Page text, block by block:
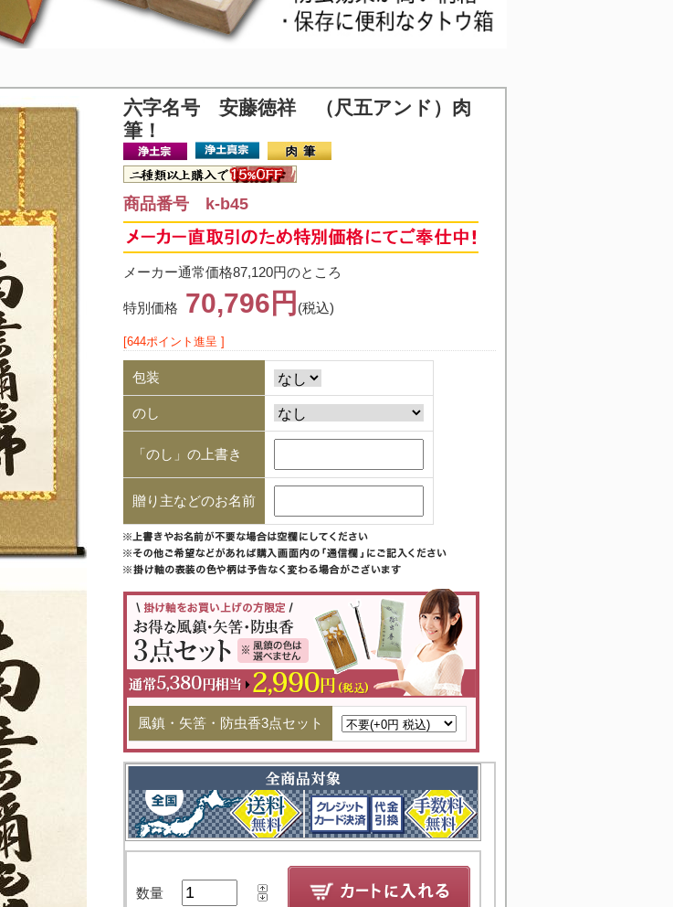
六字名号 安藤徳祥 （尺五アンド）肉
筆！
商品番号 k-b45
メーカー通常価格87,120円のところ
特別価格 70,796円 (税込)
[644ポイント進呈 ]
包装
のし
「のし」の上書き
贈り主などのお名前
風鎮・矢筈・防虫香3点セット
数量